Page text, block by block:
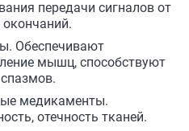
передачи сигналов от
Обеспечивают
мышц, способствуют
медикаменты.
отечность тканей.